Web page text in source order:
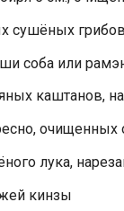
сушёных
соба или
каштанов,
очищенных
лука,
кинзы